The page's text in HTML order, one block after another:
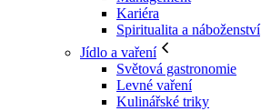
Kariéra
Spiritualita a náboženství
Jídlo a vaření
Světová gastronomie
Levné vaření
Kulinářské triky